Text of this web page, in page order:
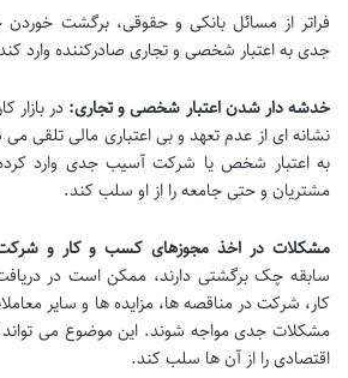
فراتر از مسائل بانکی و حقوقی، برگشت
جدی به اعتبار شخصی و تجاری صادرکننده وارد
خدشه دار شدن اعتبار شخصی و تجاری: در
نشانه ای از عدم تعهد و بی اعتباری مالی تلقی
به اعتبار شخص یا شرکت آسیب جدی وارد
مشتریان و حتی جامعه را از او سلب کند.
مشکلات در اخذ مجوزهای کسب و کار و
سابقه چک برگشتی دارند، ممکن است در
کار، شرکت در مناقصه ها، مزایده ها و سایر
مشکلات جدی مواجه شوند. این موضوع می
اقتصادی را از آن ها سلب کند.